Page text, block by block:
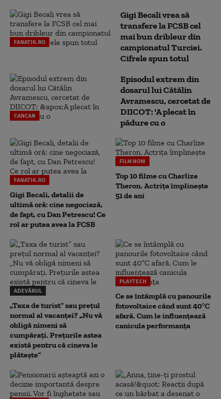
FANATIK.RO
Gigi Becali vrea să
transfere la FCSB cel
mai bun dribleur din
campionatul Turciei.
Cifrele spun totul
CANCAN
Episodul extrem din
dosarul lui Cătălin
Avramescu, cercetat de
DIICOT: 'A plecat în
pădure cu o
FANATIK.RO
Gigi Becali, detalii de
ultimă oră: cine negociază,
de fapt, cu Dan Petrescu! Ce
rol ar putea avea la FCSB
FILM NOW
Top 10 filme cu Charlize
Theron. Actrița împlinește
51 de ani
ADEVĂRUL
„Taxa de turist” sau prețul
normal al vacanței? „Nu vă
obligă nimeni să
cumpărați. Prețurile astea
există pentru că cineva le
plătește”
PLAYTECH
Ce se întâmplă cu panourile
fotovoltaice când sunt 40°C
afară. Cum le influențează
canicula performanța